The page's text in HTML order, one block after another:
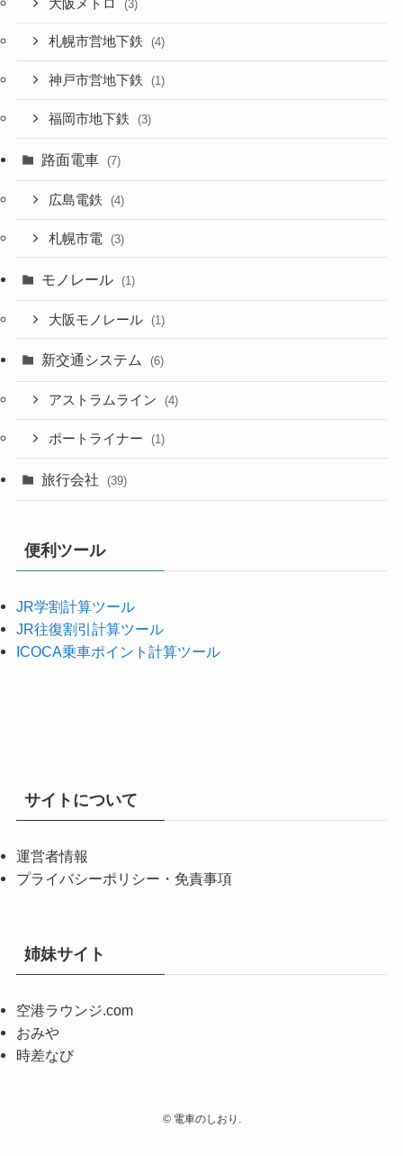
大阪メトロ (3)
札幌市営地下鉄 (4)
神戸市営地下鉄 (1)
福岡市地下鉄 (3)
路面電車 (7)
広島電鉄 (4)
札幌市電 (3)
モノレール (1)
大阪モノレール (1)
新交通システム (6)
アストラムライン (4)
ポートライナー (1)
旅行会社 (39)
便利ツール
JR学割計算ツール
JR往復割引計算ツール
ICOCA乗車ポイント計算ツール
サイトについて
運営者情報
プライバシーポリシー・免責事項
姉妹サイト
空港ラウンジ.com
おみや
時差なび
©電車のしおり.